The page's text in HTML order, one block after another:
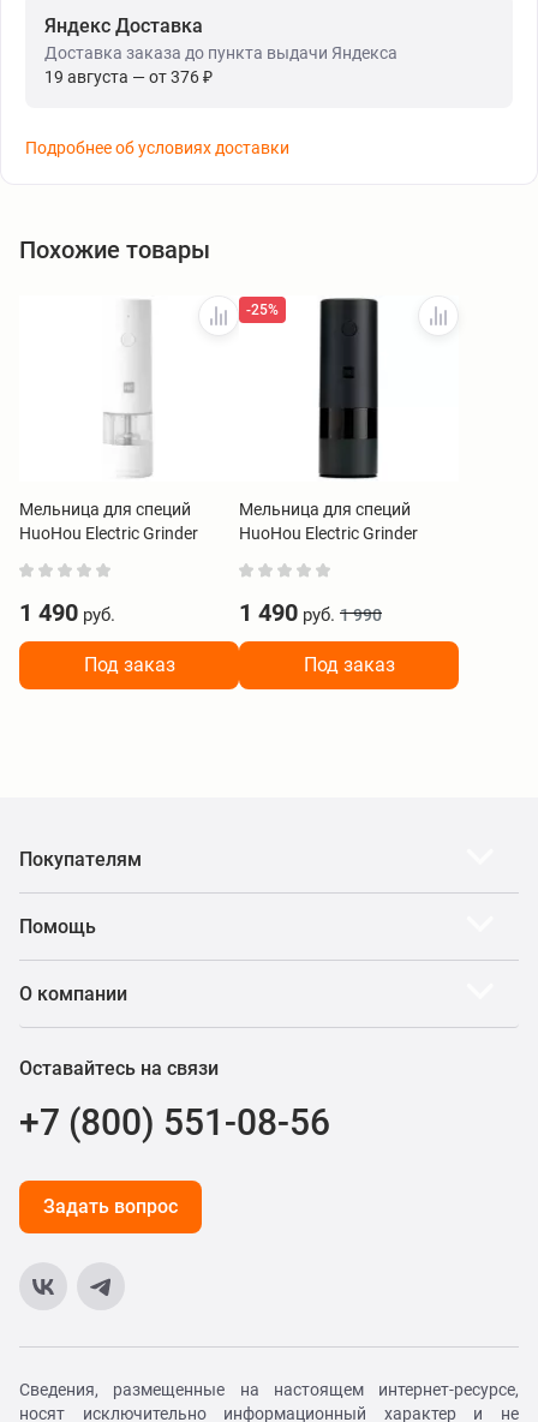
Яндекс Доставка
Доставка заказа до пункта выдачи Яндекса
19 августа — от 376 ₽
Подробнее об условиях доставки
Похожие товары
Мельница для специй
HuoHou Electric Grinder
белый
1 490 руб.
Под заказ
-25%
Мельница для специй
HuoHou Electric Grinder
черный
1 490 руб. 1 990
Под заказ
Покупателям
Помощь
О компании
Оставайтесь на связи
+7 (800) 551-08-56
Задать вопрос
Сведения, размещенные на настоящем интернет-ресурсе,
носят исключительно информационный характер и не